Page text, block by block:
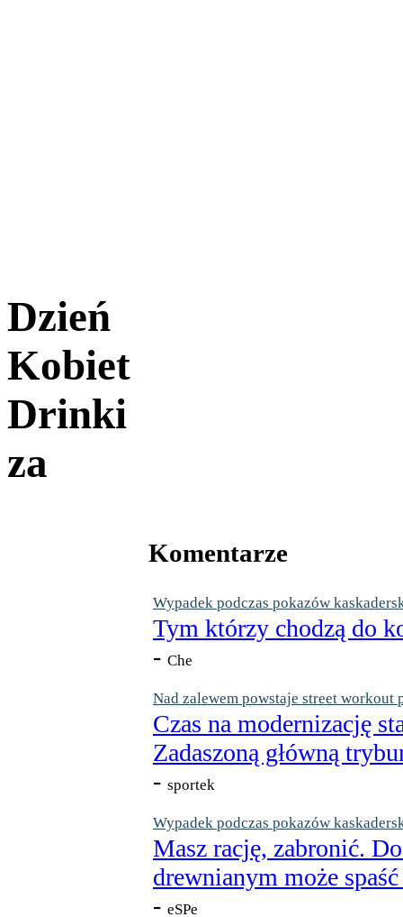
Komentarze
Wypadek podczas pokazów
Tym którzy chodzą do
- Che
Nad zalewem powstaje street workout
Czas na modernizację
Zadaszoną główną
- sportek
Wypadek podczas pokazów
Masz rację, zabronić.
drewnianym może
- eSPe
Dzień
Kobiet
Drinki
za